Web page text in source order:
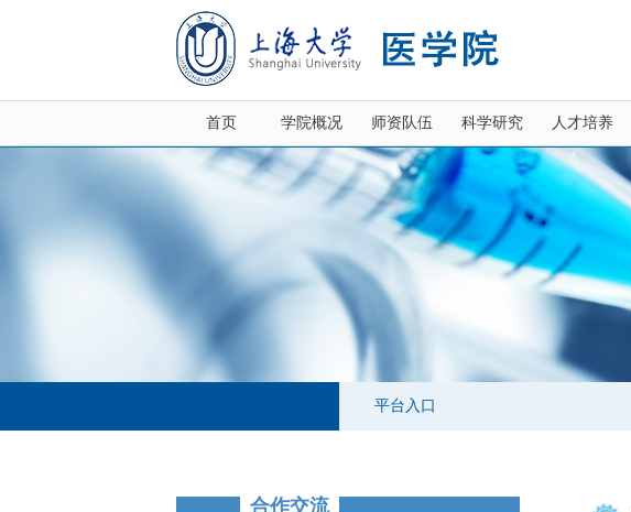
首页 学院概况 师资队伍 科学研究 人才培养
平台入口
合作交流